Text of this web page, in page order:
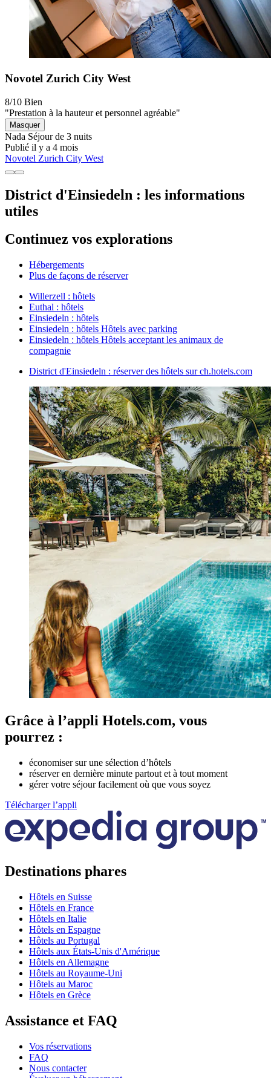
Novotel Zurich City West
8/10 Bien
"Prestation à la hauteur et personnel agréable"
Masquer
Nada Séjour de 3 nuits
Publié il y a 4 mois
Novotel Zurich City West
District d'Einsiedeln : les informations
utiles
Continuez vos explorations
Hébergements
Plus de façons de réserver
Willerzell : hôtels
Euthal : hôtels
Einsiedeln : hôtels
Einsiedeln : hôtels Hôtels avec parking
Einsiedeln : hôtels Hôtels acceptant les animaux de
compagnie
District d'Einsiedeln : réserver des hôtels sur ch.hotels.com
Grâce à l’appli Hotels.com, vous
pourrez :
économiser sur une sélection d’hôtels
réserver en dernière minute partout et à tout moment
gérer votre séjour facilement où que vous soyez
Télécharger l’appli
Destinations phares
Hôtels en Suisse
Hôtels en France
Hôtels en Italie
Hôtels en Espagne
Hôtels au Portugal
Hôtels aux États-Unis d'Amérique
Hôtels en Allemagne
Hôtels au Royaume-Uni
Hôtels au Maroc
Hôtels en Grèce
Assistance et FAQ
Vos réservations
FAQ
Nous contacter